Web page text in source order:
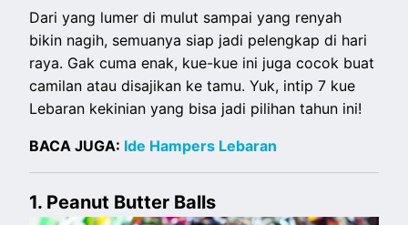
Dari yang lumer di mulut sampai yang renyah
bikin nagih, semuanya siap jadi pelengkap di hari
raya. Gak cuma enak, kue-kue ini juga cocok buat
camilan atau disajikan ke tamu. Yuk, intip 7 kue
Lebaran kekinian yang bisa jadi pilihan tahun ini!
BACA JUGA: Ide Hampers Lebaran
1. Peanut Butter Balls